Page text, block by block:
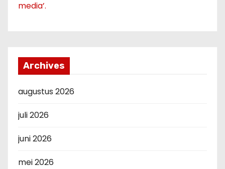
media’.
Archives
augustus 2026
juli 2026
juni 2026
mei 2026